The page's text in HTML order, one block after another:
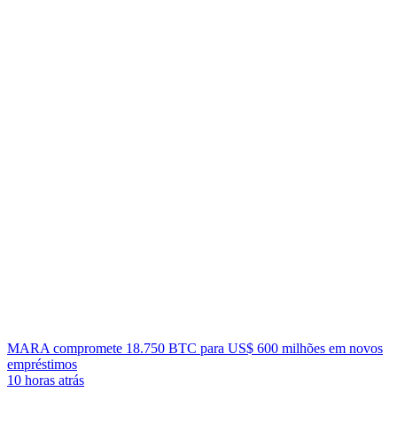
MARA compromete 18.750 BTC para US$ 600 milhões em novos
empréstimos
10 horas atrás